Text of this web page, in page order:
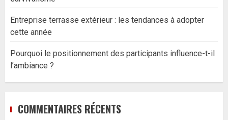
Entreprise terrasse extérieur : les tendances à adopter
cette année
Pourquoi le positionnement des participants influence-t-il
l’ambiance ?
COMMENTAIRES RÉCENTS